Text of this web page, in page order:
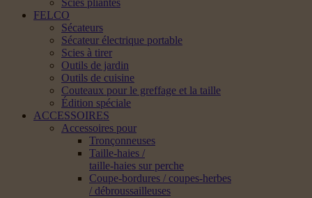
Scies pliantes
FELCO
Sécateurs
Sécateur électrique portable
Scies à tirer
Outils de jardin
Outils de cuisine
Couteaux pour le greffage et la taille
Édition spéciale
ACCESSOIRES
Accessoires pour
Tronçonneuses
Taille-haies /
taille-haies sur perche
Coupe-bordures / coupes-herbes
/ débroussailleuses